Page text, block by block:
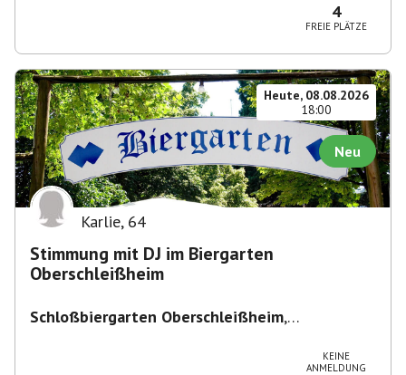
4
FREIE PLÄTZE
Heute, 08.08.2026
18:00
Neu
Karlie, 64
Stimmung mit DJ im Biergarten
Oberschleißheim
Schloßbiergarten Oberschleißheim,
KEINE
ANMELDUNG